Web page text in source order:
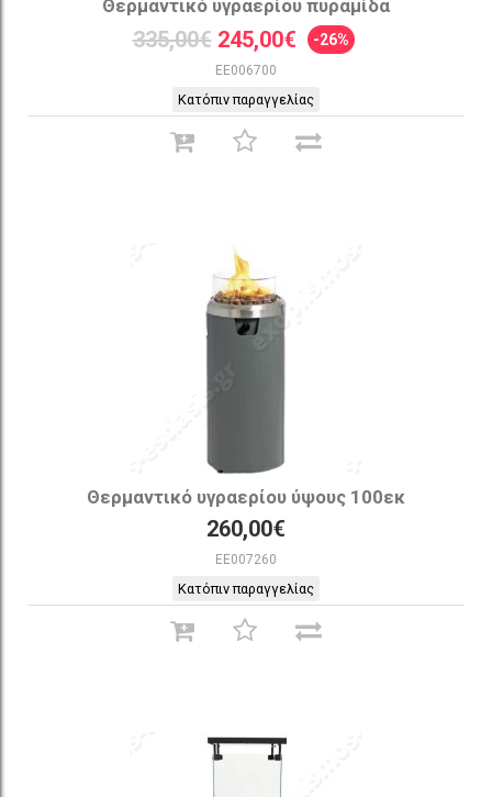
Θερμαντικό υγραερίου πυραμίδα
335,00€ 245,00€ -26%
EE006700
Κατόπιν παραγγελίας
Θερμαντικό υγραερίου ύψους 100εκ
260,00€
EE007260
Κατόπιν παραγγελίας